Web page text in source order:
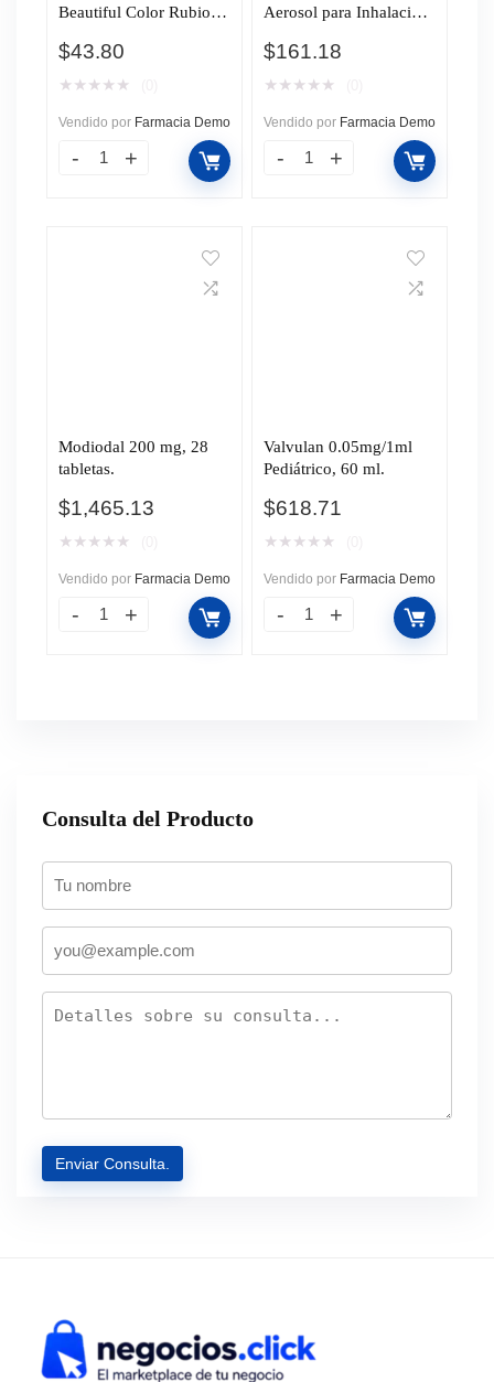
Beautiful Color Rubio
pz.
$43.80
★ ★ ★ ★ ★
Vendido por Farmacia Demo
Aerosol para Inhalación,
$161.18
★ ★ ★ ★ ★
Vendido por Farmacia Demo
Modiodal 200 mg, 28
tabletas.
$1,465.13
★ ★ ★ ★ ★
Vendido por Farmacia Demo
Valvulan 0.05mg/1ml
Pediátrico, 60 ml.
$618.71
★ ★ ★ ★ ★
Vendido por Farmacia Demo
Consulta del Producto